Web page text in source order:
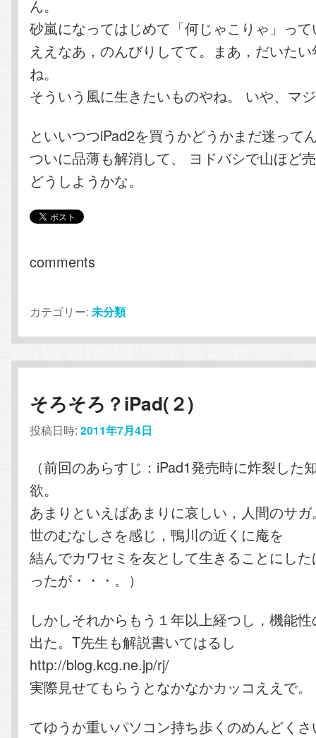
ん。
砂嵐になってはじめて「何じゃこりゃ」っ
ええなあ，のんびりしてて。まあ，だいた
ね。
そういう風に生きたいものやね。 いや、マ
といいつつiPad2を買うかどうかまだ迷って
ついに品薄も解消して、 ヨドバシで山ほど
どうしようかな。
comments
カテゴリー: 未分類
そろそろ？iPad(２)
投稿日時:2011年7月4日
（前回のあらすじ：iPad1発売時に炸裂した
欲。
あまりといえばあまりに哀しい，人間のサガ
世のむなしさを感じ，鴨川の近くに庵を
結んでカワセミを友として生きることにし
ったが・・・。）
しかしそれからもう１年以上経つし，機能
出た。T先生も解説書いてはるし
http://blog.kcg.ne.jp/rj/
実際見せてもらうとなかなかカッコええで。
てゆうか重いパソコン持ち歩くのめんどく